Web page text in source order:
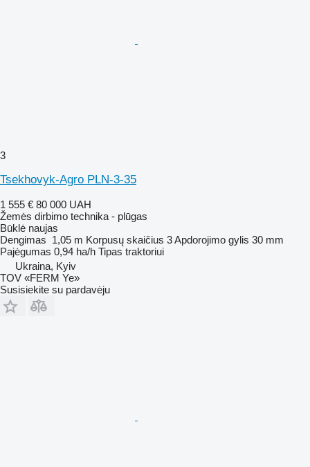
3
Tsekhovyk-Agro PLN-3-35
1 555 € 80 000 UAH
Žemės dirbimo technika - plūgas
Būklė naujas
Dengimas 1,05 m Korpusų skaičius 3Apdorojimo gylis 30 mm
Pajėgumas 0,94 ha/h Tipas traktoriui
Ukraina, Kyiv
TOV «FERM Ye»
Susisiekite su pardavėju